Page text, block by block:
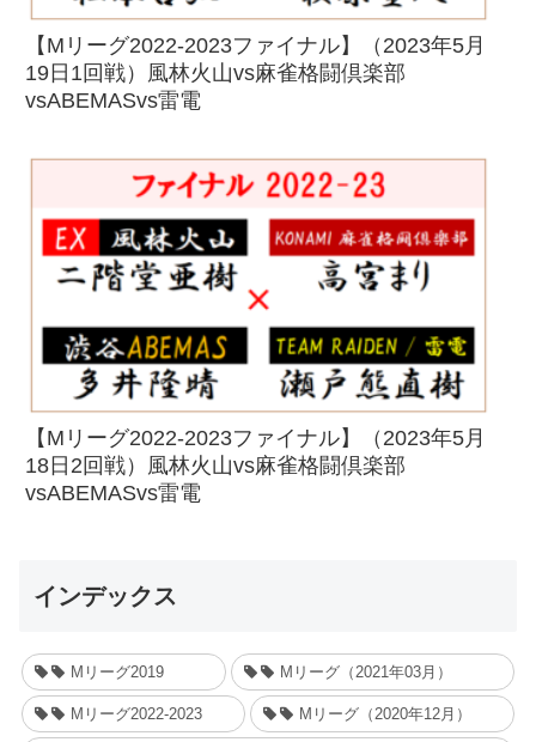
【Mリーグ2022-2023ファイナル】（2023年5月
19日1回戦）風林火山vs麻雀格闘倶楽部
vsABEMASvs雷電
【Mリーグ2022-2023ファイナル】（2023年5月
18日2回戦）風林火山vs麻雀格闘倶楽部
vsABEMASvs雷電
インデックス
Mリーグ2019 Mリーグ（2021年03月）
Mリーグ2022-2023 Mリーグ（2020年12月）